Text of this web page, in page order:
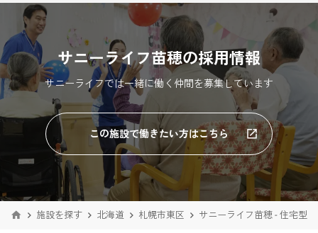
サニーライフ苗穂の採用情報
サニーライフでは一緒に働く仲間を募集しています
この施設で働きたい方はこちら
施設を探す 北海道 札幌市東区 サニーライフ苗穂 - 住宅型